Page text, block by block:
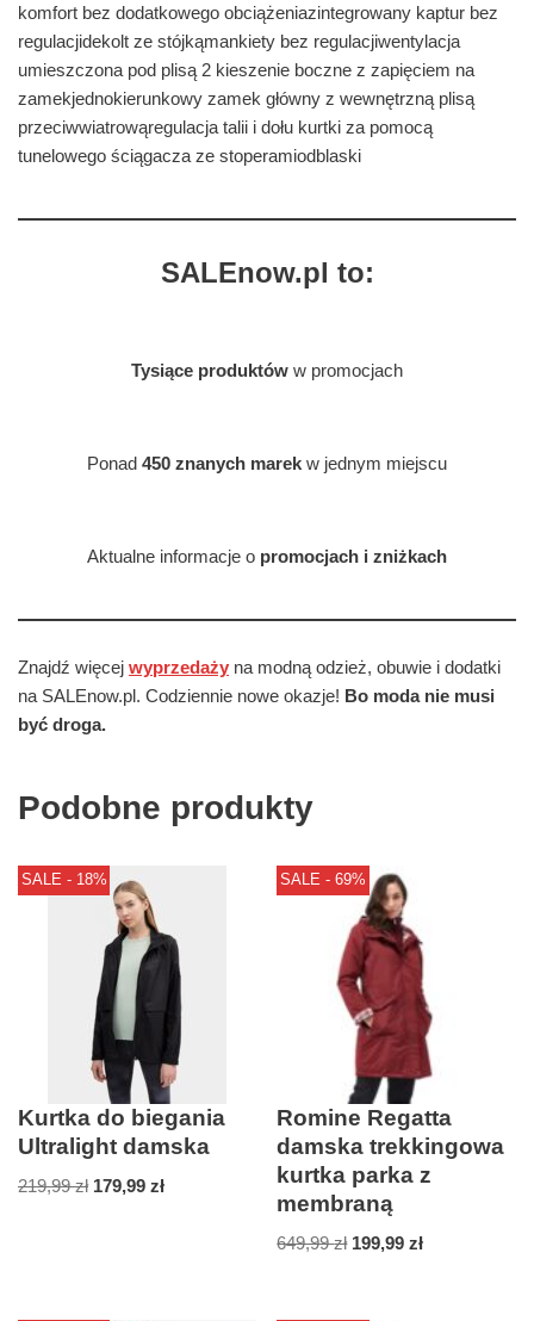
komfort bez dodatkowego obciążeniazintegrowany kaptur bez
regulacjidekolt ze stójkąmankiety bez regulacjiwentylacja
umieszczona pod plisą 2 kieszenie boczne z zapięciem na
zamekjednokierunkowy zamek główny z wewnętrzną plisą
przeciwwiatrowąregulacja talii i dołu kurtki za pomocą
tunelowego ściągacza ze stoperamiodblaski
SALEnow.pl to:
Tysiące produktów w promocjach
Ponad 450 znanych marek w jednym miejscu
Aktualne informacje o promocjach i zniżkach
Znajdź więcej wyprzedaży na modną odzież, obuwie i dodatki
na SALEnow.pl. Codziennie nowe okazje! Bo moda nie musi
być droga.
Podobne produkty
SALE - 18%
Kurtka do biegania
Ultralight damska
219,99zł 179,99 zł
SALE - 69%
Romine Regatta
damska trekkingowa
kurtka parka z
membraną
649,99zł 199,99zł